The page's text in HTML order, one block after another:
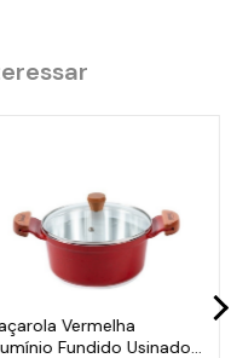
Vermelha
Fundido Usinado